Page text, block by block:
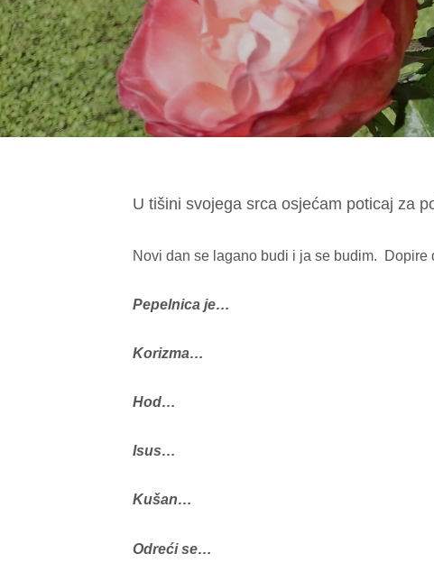
U tišini svojega srca osjećam poticaj za
Novi dan se lagano budi i ja se budim.
Pepelnica je…
Korizma…
Hod…
Isus…
Kušan…
Odreći se…